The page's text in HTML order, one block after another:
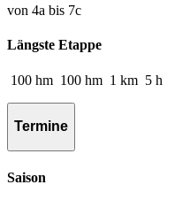
von 4a bis 7c
Längste Etappe
100 hm 100 hm 1 km 5 h
Termine
Saison